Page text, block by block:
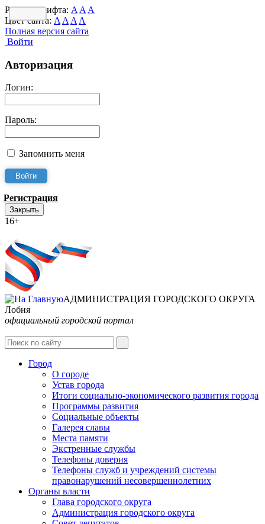
Размер шрифта: A A A
Цвет сайта: A A A A
Полная версия сайта
Войти
Авторизация
Логин:
Пароль:
Запомнить меня
Регистрация
Закрыть
16+
АДМИНИСТРАЦИЯ ГОРОДСКОГО ОКРУГА
Лобня
официальный городской портал
Город
О городе
Устав города
Итоги социально-экономического развития города
Программы развития
Социальные объекты
Галерея славы
Места памяти
Экстренные службы
Телефоны доверия
Телефоны служб и учреждений системы
правонарушений несовершеннолетних
Органы власти
Глава городского округа
Администрация городcкого округа